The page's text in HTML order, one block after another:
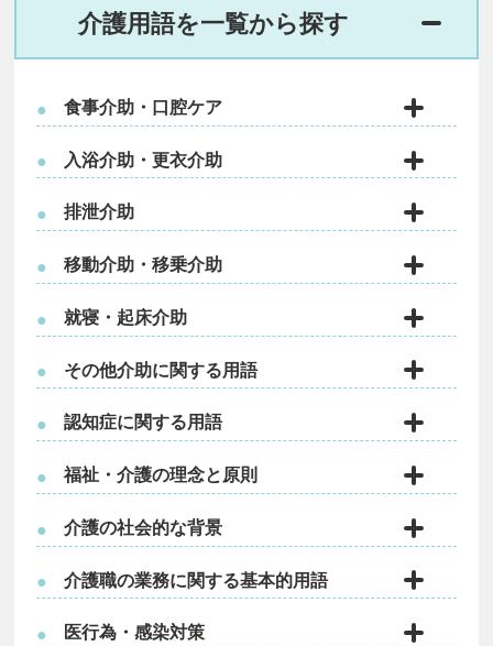
介護用語を一覧から探す
● 食事介助・口腔ケア
● 入浴介助・更衣介助
● 排泄介助
● 移動介助・移乗介助
● 就寝・起床介助
● その他介助に関する用語
● 認知症に関する用語
● 福祉・介護の理念と原則
● 介護の社会的な背景
● 介護職の業務に関する基本的用語
● 医行為・感染対策